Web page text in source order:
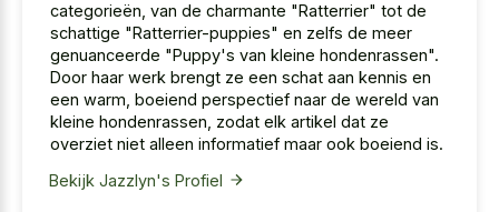
categorieën, van de charmante "Ratterrier" tot de
schattige "Ratterrier-puppies" en zelfs de meer
genuanceerde "Puppy's van kleine hondenrassen".
Door haar werk brengt ze een schat aan kennis en
een warm, boeiend perspectief naar de wereld van
kleine hondenrassen, zodat elk artikel dat ze
overziet niet alleen informatief maar ook boeiend is.
Bekijk Jazzlyn's Profiel